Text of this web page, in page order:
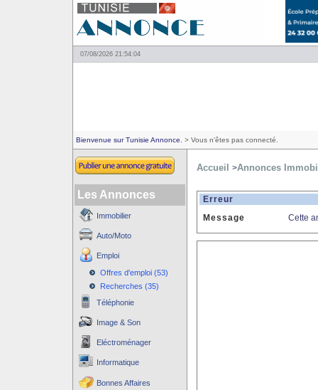
07/08/2026 21:54:04
Bienvenue sur Tunisie Annonce. > Vous n'êtes pas connecté.
Les Annonces
Immobilier
Auto/Moto
Emploi
Offres d'emploi (53)
Recherches (35)
Téléphonie
Image & Son
Eléctroménager
Informatique
Bonnes Affaires
Accueil >Annonces
Erreur
Message
Cette